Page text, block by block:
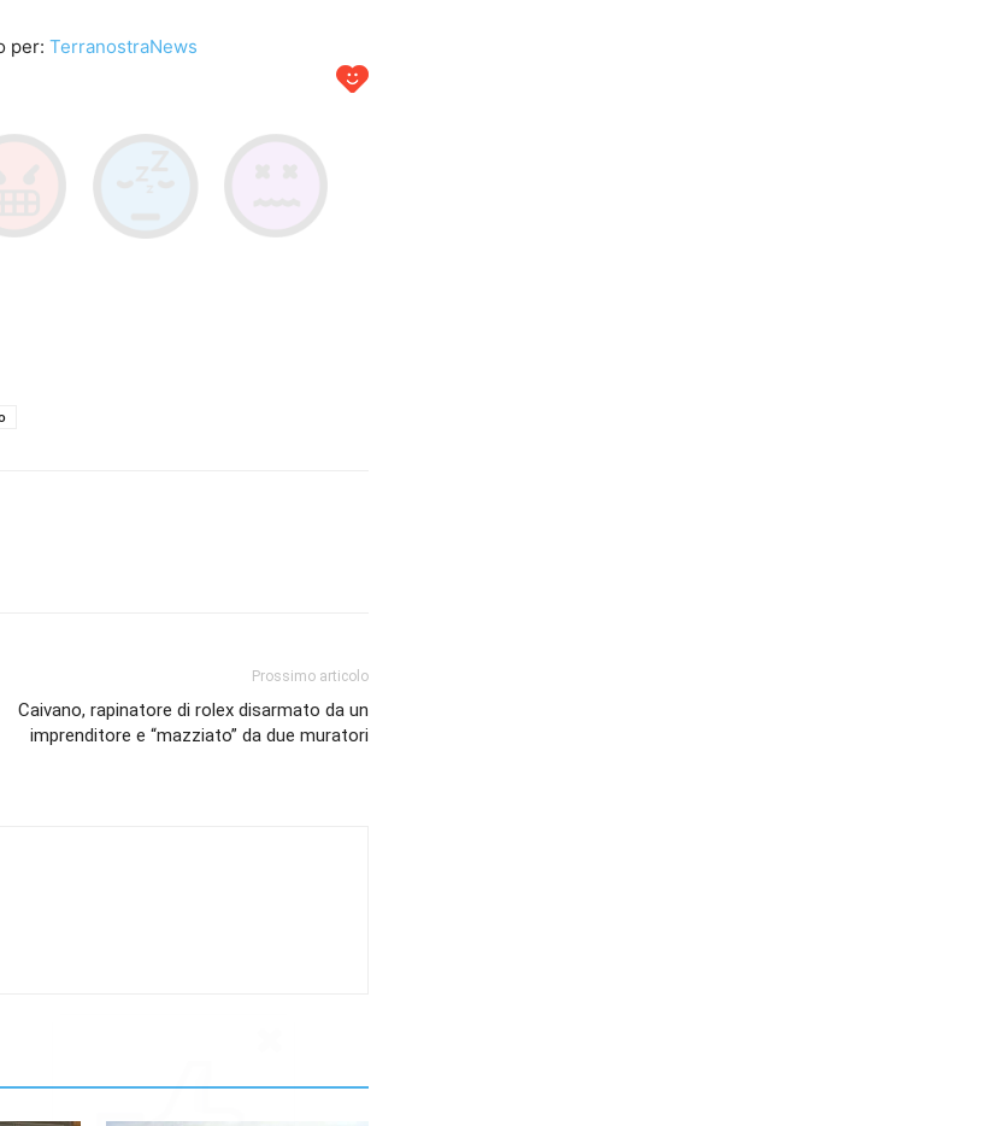
per: TerranostraNews
Prossimo articolo
Caivano, rapinatore di rolex disarmato da un
imprenditore e “mazziato” da due muratori